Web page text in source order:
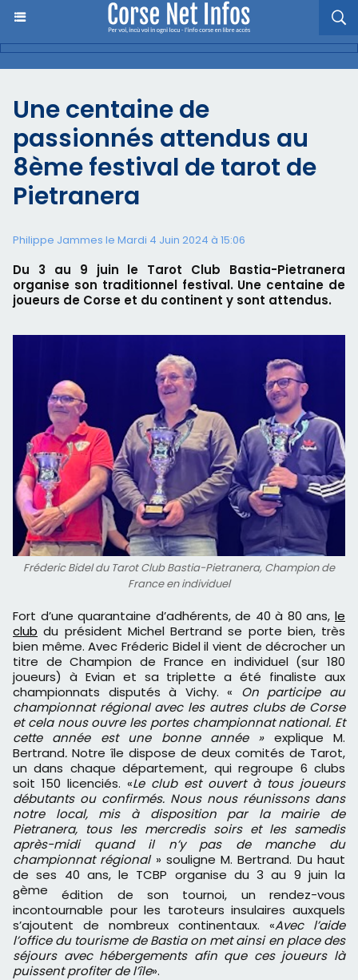
Une centaine de
passionnés attendus au
8ème festival de tarot de
Pietranera
Philippe Jammes le Mardi 4 Juin 2024 à 15:06
Du 3 au 9 juin le Tarot Club Bastia-Pietranera
organise son traditionnel festival. Une centaine de
joueurs de Corse et du continent y sont attendus.
Fréderic Bidel du Tarot Club Bastia-Pietranera, Champion de
France en individuel
Fort d’une quarantaine d’adhérents, de 40 à 80 ans, le
club du président Michel Bertrand se porte bien, très
bien même. Avec Fréderic Bidel il vient de décrocher un
titre de Champion de France en individuel (sur 180
joueurs) à Evian et sa triplette a été finaliste aux
championnats disputés à Vichy. « On participe au
championnat régional avec les autres clubs de Corse
et cela nous ouvre les portes championnat national. Et
cette année est une bonne année » explique M.
Bertrand. Notre île dispose de deux comités de Tarot,
un dans chaque département, qui regroupe 6 clubs
soit 150 licenciés. «Le club est ouvert à tous joueurs
débutants ou confirmés. Nous nous réunissons dans
notre local, mis à disposition par la mairie de
Pietranera, tous les mercredis soirs et les samedis
après-midi quand il n’y pas de manche du
championnat régional» souligne M. Bertrand. Du haut
de ses 40 ans, le TCBP organise du 3 au 9 juin la
8ème édition de son tournoi, un rendez-vous
incontournable pour les taroteurs insulaires auxquels
s’ajoutent de nombreux continentaux. «Avec l’aide
l’office du tourisme de Bastia on met ainsi en place des
séjours avec hébergements afin que ces joueurs là
puissent profiter de l’île».